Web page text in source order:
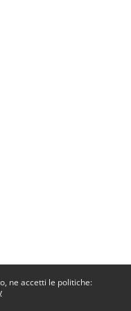
ne accetti le politiche: